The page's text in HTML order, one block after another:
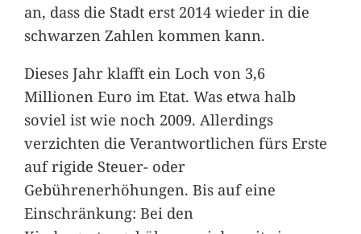
an, dass die Stadt erst 2014 wieder in die
schwarzen Zahlen kommen kann.
Dieses Jahr klafft ein Loch von 3,6
Millionen Euro im Etat. Was etwa halb
soviel ist wie noch 2009. Allerdings
verzichten die Verantwortlichen fürs Erste
auf rigide Steuer- oder
Gebührenerhöhungen. Bis auf eine
Einschränkung: Bei den